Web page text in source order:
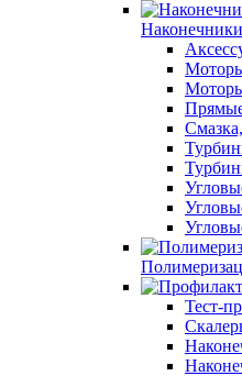
Тест-